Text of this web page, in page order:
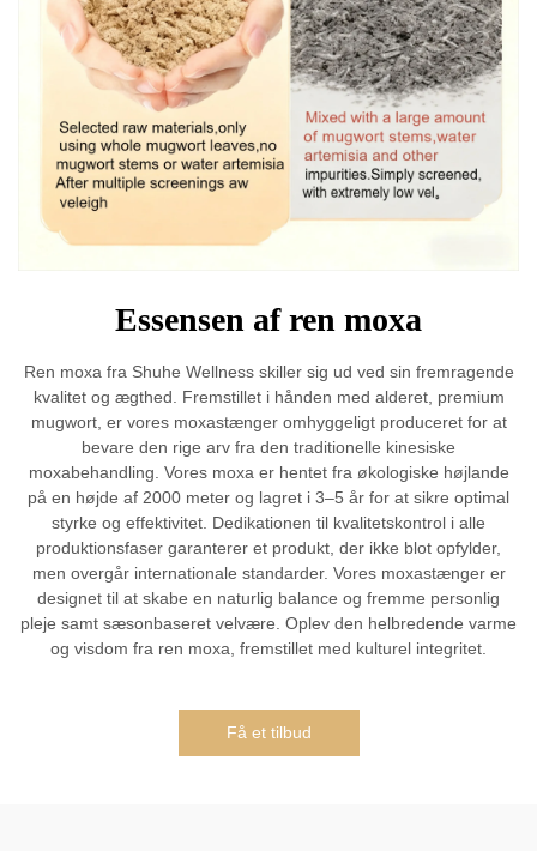
Essensen af ren moxa
Ren moxa fra Shuhe Wellness skiller sig ud ved sin fremragende
kvalitet og ægthed. Fremstillet i hånden med alderet, premium
mugwort, er vores moxastænger omhyggeligt produceret for at
bevare den rige arv fra den traditionelle kinesiske
moxabehandling. Vores moxa er hentet fra økologiske højlande
på en højde af 2000 meter og lagret i 3–5 år for at sikre optimal
styrke og effektivitet. Dedikationen til kvalitetskontrol i alle
produktionsfaser garanterer et produkt, der ikke blot opfylder,
men overgår internationale standarder. Vores moxastænger er
designet til at skabe en naturlig balance og fremme personlig
pleje samt sæsonbaseret velvære. Oplev den helbredende varme
og visdom fra ren moxa, fremstillet med kulturel integritet.
Få et tilbud